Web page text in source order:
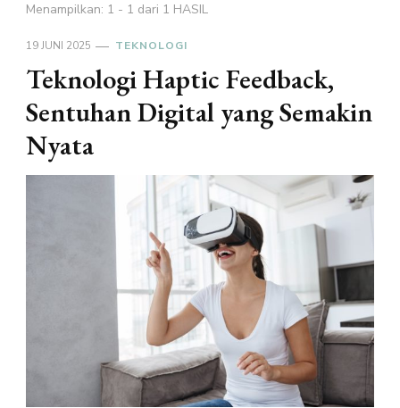
Menampilkan: 1 - 1 dari 1 HASIL
19 JUNI 2025 TEKNOLOGI
Teknologi Haptic Feedback,
Sentuhan Digital yang Semakin
Nyata